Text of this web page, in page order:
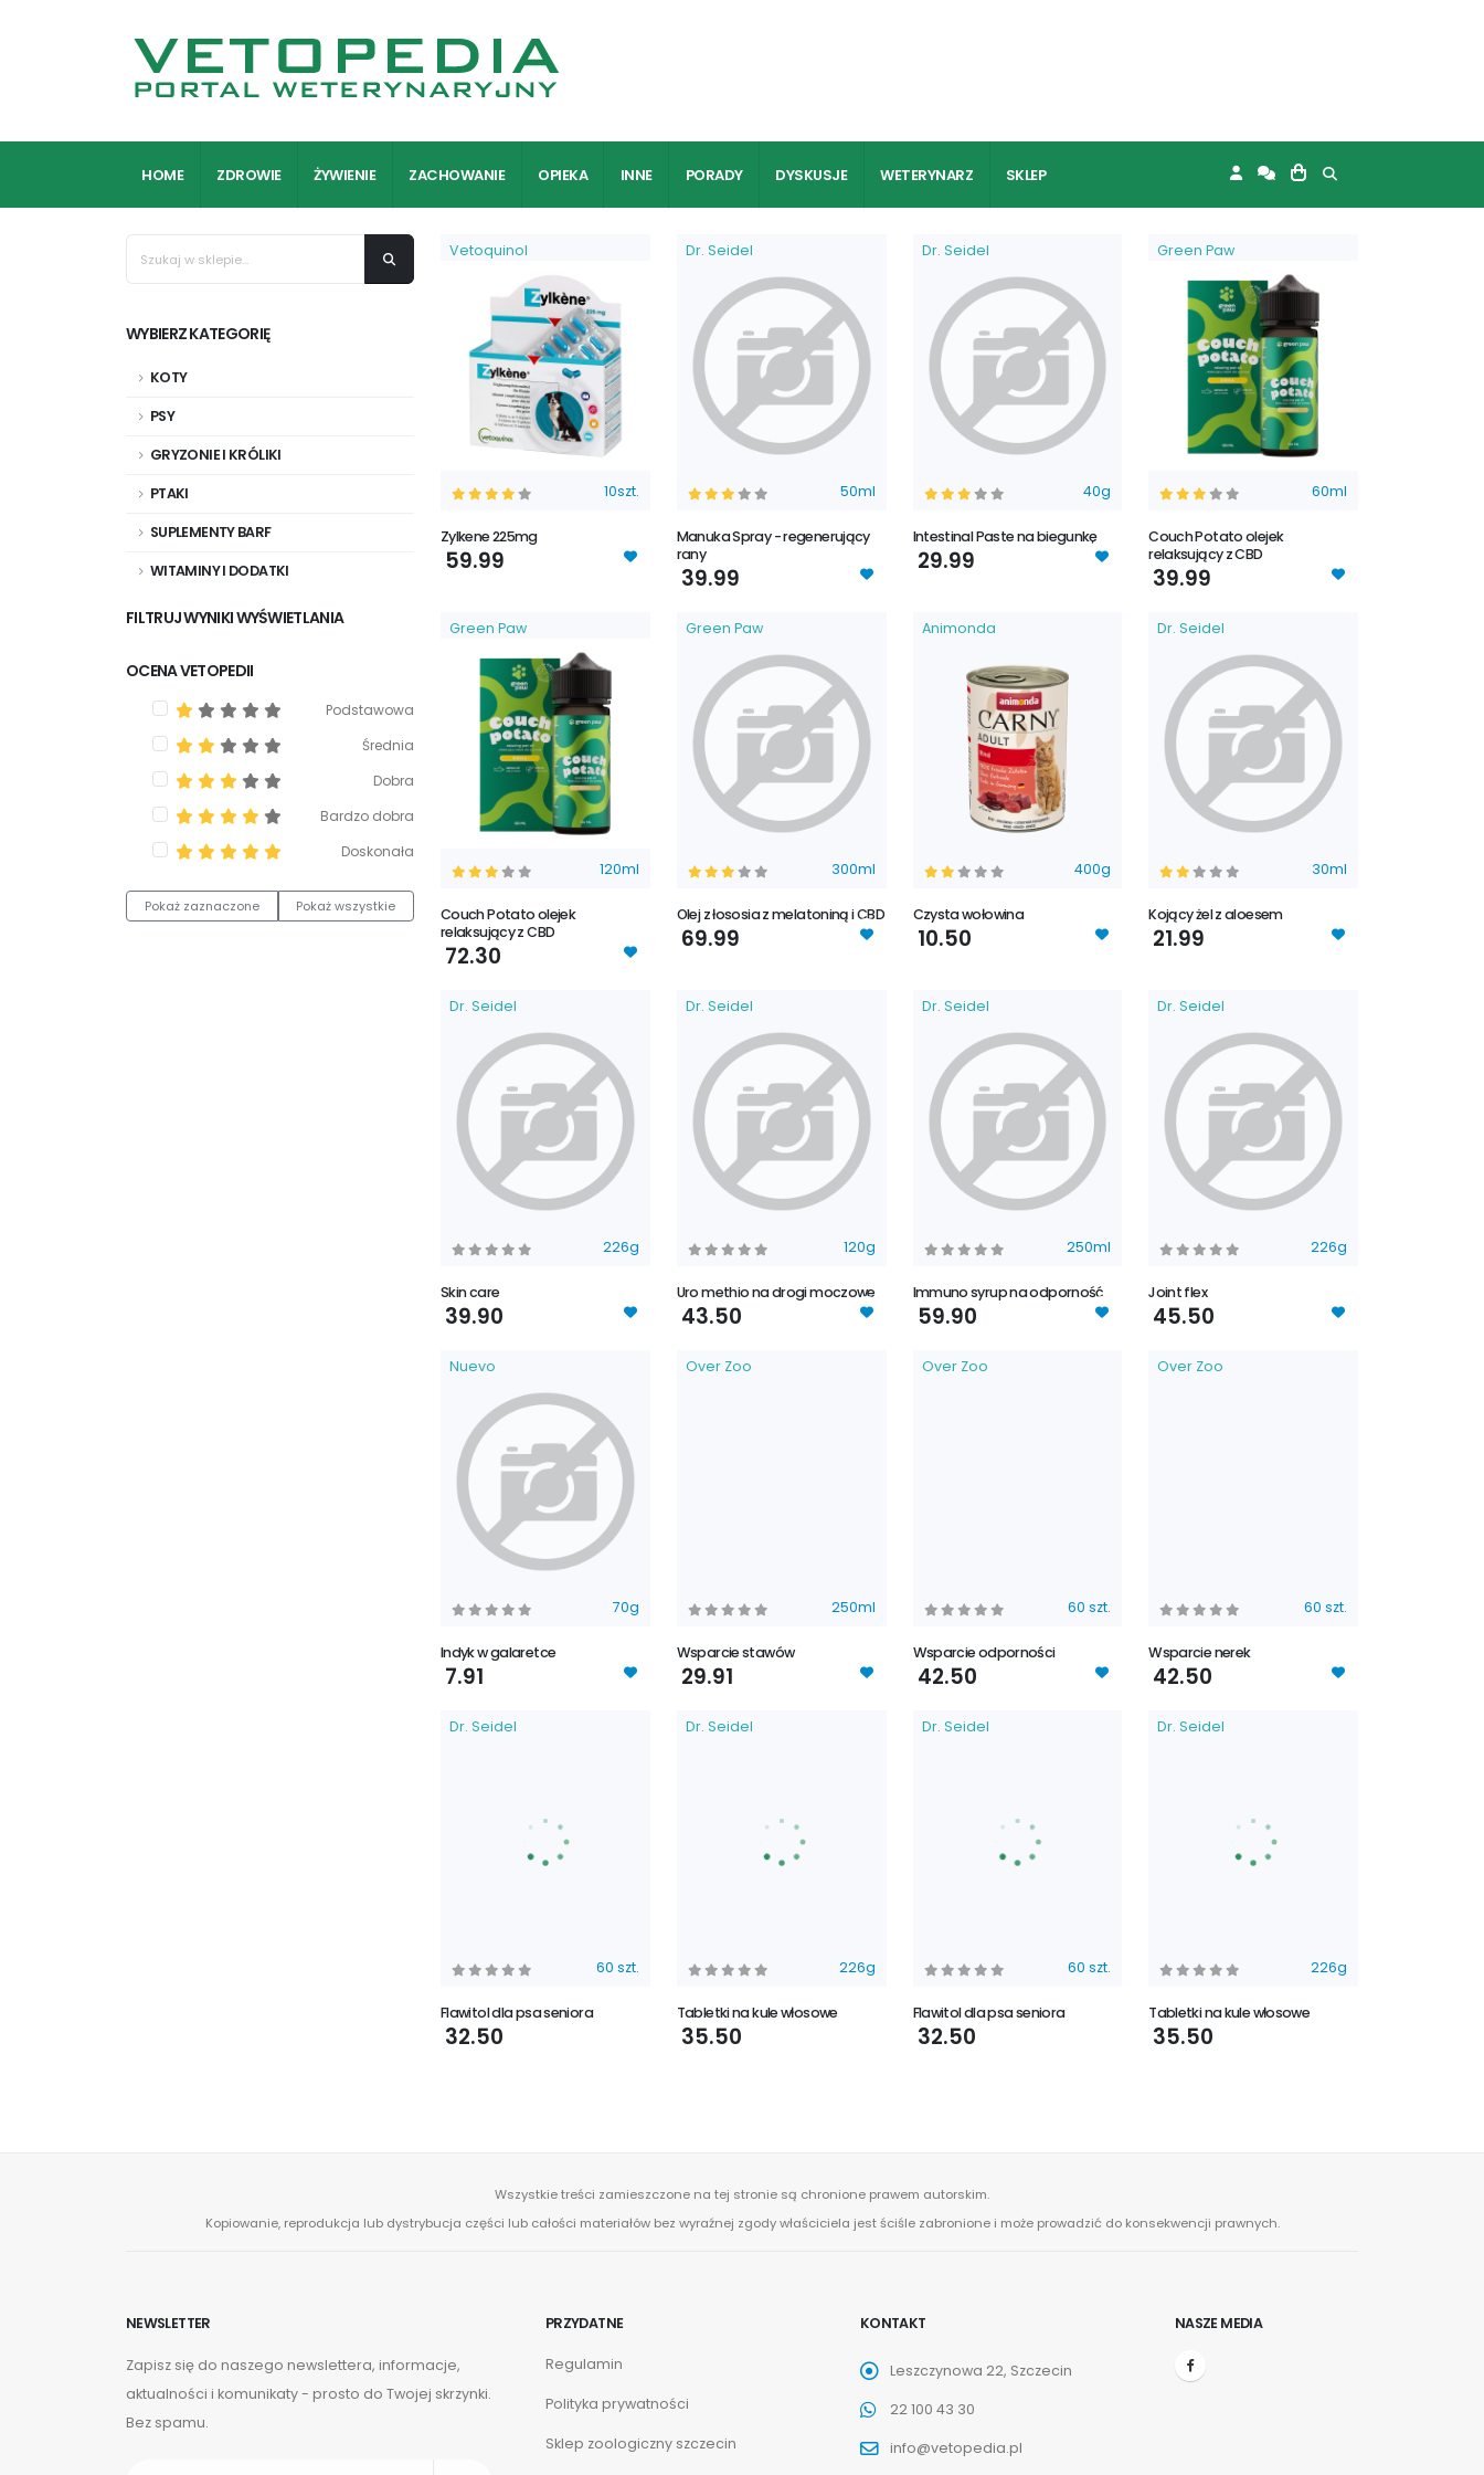
HOME ZDROWIE ŻYWIENIE ZACHOWANIE OPIEKA INNE PORADY DYSKUSJE WETERYNARZ SKLEP
WYBIERZ KATEGORIĘ
KOTY
PSY
GRYZONIE I KRÓLIKI
PTAKI
SUPLEMENTY BARF
WITAMINY I DODATKI
FILTRUJ WYNIKI WYŚWIETLANIA
OCENA VETOPEDII
Podstawowa
Średnia
Dobra
Bardzo dobra
Doskonała
Pokaż zaznaczone Pokaż wszystkie
Vetoquinol
10szt.
Zylkene 225mg
59.99
Dr. Seidel
50ml
Manuka Spray - regenerujący
rany
39.99
Dr. Seidel
40g
Intestinal Paste na biegunkę
29.99
Green Paw
60ml
Couch Potato olejek
relaksujący z CBD
39.99
Green Paw
120ml
Couch Potato olejek
relaksujący z CBD
72.30
Green Paw
300ml
Olej z łososia z melatoniną i CBD
69.99
Animonda
400g
Czysta wołowina
10.50
Dr. Seidel
30ml
Kojący żel z aloesem
21.99
Dr. Seidel
226g
Skin care
39.90
Dr. Seidel
120g
Uro methio na drogi moczowe
43.50
Dr. Seidel
250ml
Immuno syrup na odporność
59.90
Dr. Seidel
226g
Joint flex
45.50
Nuevo
70g
Indyk w galaretce
7.91
Over Zoo
250ml
Wsparcie stawów
29.91
Over Zoo
60 szt.
Wsparcie odporności
42.50
Over Zoo
60 szt.
Wsparcie nerek
42.50
Dr. Seidel
60 szt.
Flawitol dla psa seniora
32.50
Dr. Seidel
226g
Tabletki na kule włosowe
35.50
Dr. Seidel
60 szt.
Flawitol dla psa seniora
32.50
Dr. Seidel
226g
Tabletki na kule włosowe
35.50
Wszystkie treści zamieszczone na tej stronie są chronione prawem autorskim.
Kopiowanie, reprodukcja lub dystrybucja części lub całości materiałów bez wyraźnej zgody właściciela jest ściśle zabronione i może prowadzić do konsekwencji prawnych.
NEWSLETTER
Zapisz się do naszego newslettera, informacje,
aktualności i komunikaty - prosto do Twojej skrzynki.
Bez spamu.
PRZYDATNE
Regulamin
Polityka prywatności
Sklep zoologiczny szczecin
KONTAKT
Leszczynowa 22, Szczecin
22 100 43 30
info@vetopedia.pl
NASZE MEDIA